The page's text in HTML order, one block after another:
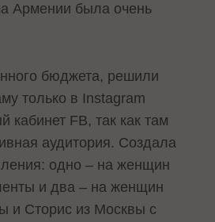
Армении была очень
бюджета, решили
только в Instagram
кабинет FB, так как там
аудитория. Создала
одно – на женщин
и два – на женщин
и Сторис из Москвы с